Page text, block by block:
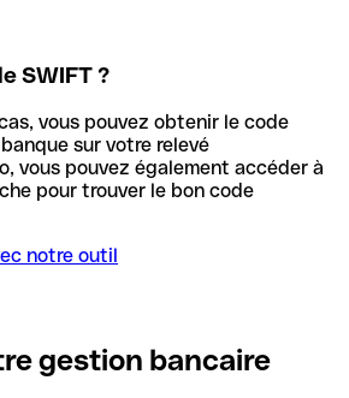
SWIFT ?
vous pouvez obtenir le code
sur votre relevé
vous pouvez également accéder à
pour trouver le bon code
notre outil
gestion bancaire